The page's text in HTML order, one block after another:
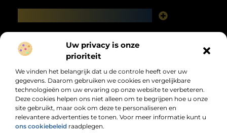
Uw privacy is onze
prioriteit
We vinden het belangrijk dat u de controle heeft over uw
gegevens. Daarom gebruiken we cookies en vergelijkbare
technologieën om uw ervaring op onze website te verbeteren.
Deze cookies helpen ons niet alleen om te begrijpen hoe u onze
site gebruikt, maar ook om deze te personaliseren en
relevantere advertenties te tonen. Voor meer informatie kunt u
ons cookiebeleid raadplegen.
Jouw dagelijkse bron van inspiratie en